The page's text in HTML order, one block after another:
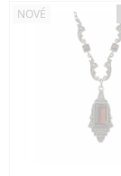
NOVÉ